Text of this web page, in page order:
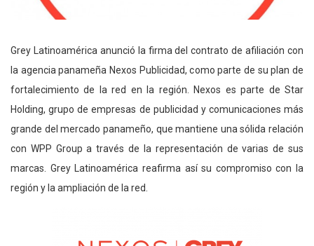
Grey Latinoamérica anunció la firma del contrato de afiliación con
la agencia panameña Nexos Publicidad, como parte de su plan de
fortalecimiento de la red en la región. Nexos es parte de Star
Holding, grupo de empresas de publicidad y comunicaciones más
grande del mercado panameño, que mantiene una sólida relación
con WPP Group a través de la representación de varias de sus
marcas. Grey Latinoamérica reafirma así su compromiso con la
región y la ampliación de la red.